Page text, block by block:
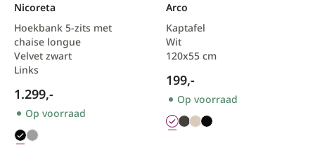
Nicoreta
Hoekbank 5-zits met
chaise longue
Velvet zwart
Links
1.299,-
Op voorraad
Arco
Kaptafel
Wit
120x55 cm
199,-
Op voorraad